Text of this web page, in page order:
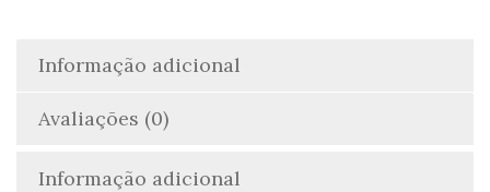
Informação adicional
Avaliações (0)
Informação adicional